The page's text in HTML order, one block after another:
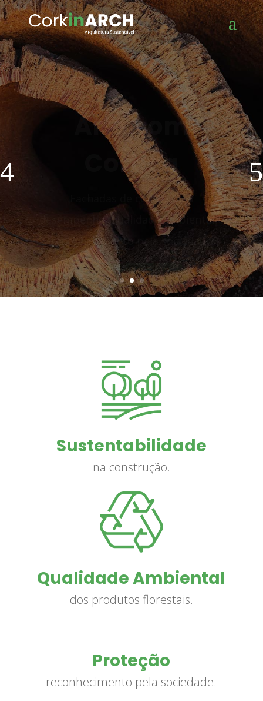
Arte com
Cortiça
Fachadas de cortiça, seu
desempenho, qualidade ambiental e
reconhecimento pela sociedade
Saiba mais
Sustentabilidade
na construção.
Qualidade Ambiental
dos produtos florestais.
Proteção
reconhecimento pela sociedade.